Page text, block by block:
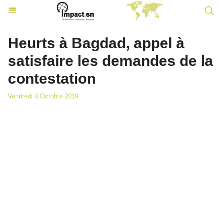
Heurts à Bagdad, appel à
satisfaire les demandes de la
contestation
Vendredi 4 Octobre 2019